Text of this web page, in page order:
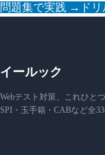
問題集で実践 → ド
イールック
Webテスト対策、これひとつ
SPI・玉手箱・CABなど全33